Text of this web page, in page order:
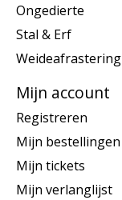
Ongedierte
Stal & Erf
Weideafrastering
Mijn account
Registreren
Mijn bestellingen
Mijn tickets
Mijn verlanglijst